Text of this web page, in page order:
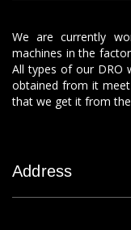
We are currently
machines in the
All types of our DRO
obtained from it
that we get it from
Address